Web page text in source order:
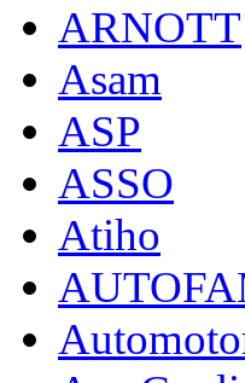
ARNOTT
Asam
ASP
ASSO
Atiho